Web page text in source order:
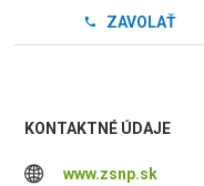
ZAVOLAŤ
KONTAKTNÉ ÚDAJE
www.zsnp.sk